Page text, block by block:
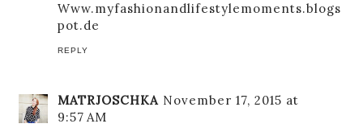
Www.myfashionandlifestylemoments.blogs
pot.de
REPLY
MATRJOSCHKA November 17, 2015 at
9:57 AM